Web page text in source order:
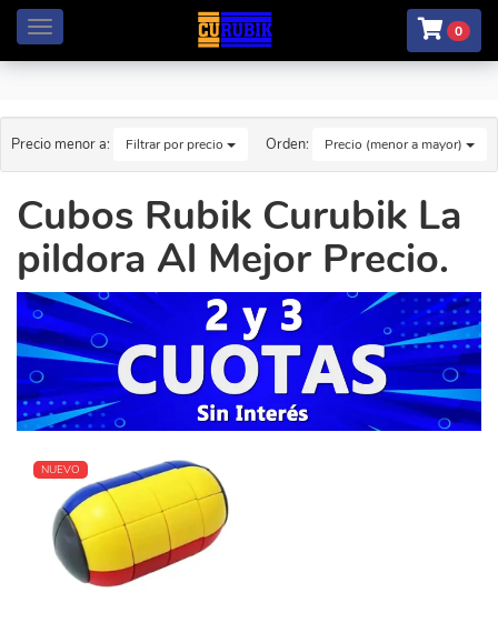
Menú 0
Precio menor a: Filtrar por precio Orden: Precio (menor a mayor)
Cubos Rubik Curubik La
pildora Al Mejor Precio.
NUEVO